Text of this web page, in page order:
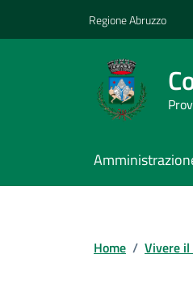
Regione Abruzzo
Home / Vivere il